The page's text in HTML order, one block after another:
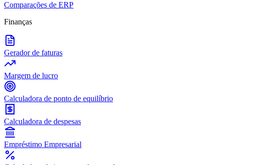
Comparações de ERP
Finanças
Gerador de faturas
Margem de lucro
Calculadora de ponto de equilíbrio
Calculadora de despesas
Empréstimo Empresarial